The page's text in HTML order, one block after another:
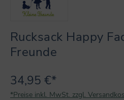
Rucksack Happy
Freunde
34,95 €*
*Preise inkl. MwSt. zzgl.